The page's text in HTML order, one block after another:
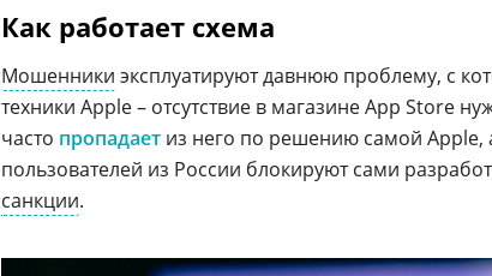
Как работает схема
Мошенники эксплуатируют давнюю проблему, с
техники Apple – отсутствие в магазине App Store
часто пропадает из него по решению самой Apple,
пользователей из России блокируют сами
санкции.